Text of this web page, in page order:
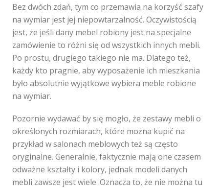
Bez dwóch zdań, tym co przemawia na korzyść szafy
na wymiar jest jej niepowtarzalność. Oczywistością
jest, że jeśli dany mebel robiony jest na specjalne
zamówienie to różni się od wszystkich innych mebli.
Po prostu, drugiego takiego nie ma. Dlatego też,
każdy kto pragnie, aby wyposażenie ich mieszkania
było absolutnie wyjątkowe wybiera meble robione
na wymiar.
Pozornie wydawać by się mogło, że zestawy mebli o
określonych rozmiarach, które można kupić na
przykład w salonach meblowych też są często
oryginalne. Generalnie, faktycznie mają one czasem
odważne kształty i kolory, jednak modeli danych
mebli zawsze jest wiele .Oznacza to, że nie można tu